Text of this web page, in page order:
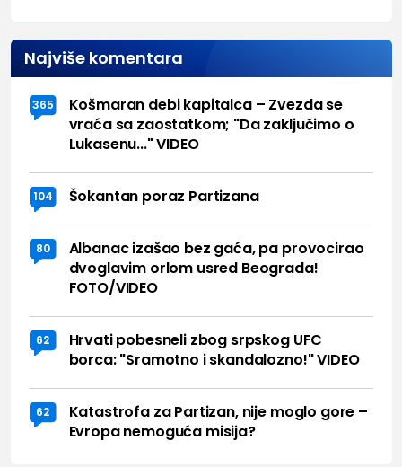
Najviše komentara
365
Košmaran debi kapitalca – Zvezda se
vraća sa zaostatkom; "Da zaključimo o
Lukasenu..." VIDEO
104 Šokantan poraz Partizana
80
Albanac izašao bez gaća, pa provocirao
dvoglavim orlom usred Beograda!
FOTO/VIDEO
62
Hrvati pobesneli zbog srpskog UFC
borca: "Sramotno i skandalozno!" VIDEO
62
Katastrofa za Partizan, nije moglo gore –
Evropa nemoguća misija?